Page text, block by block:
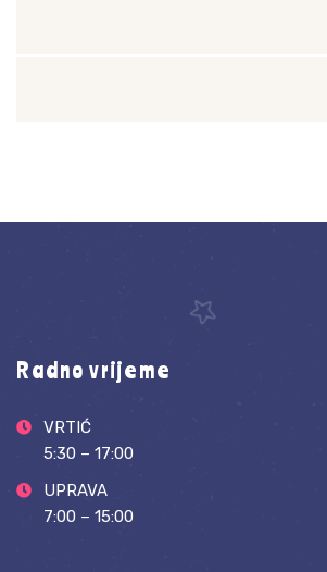
Radno vrijeme
VRTIĆ
5:30 – 17:00
UPRAVA
7:00 – 15:00